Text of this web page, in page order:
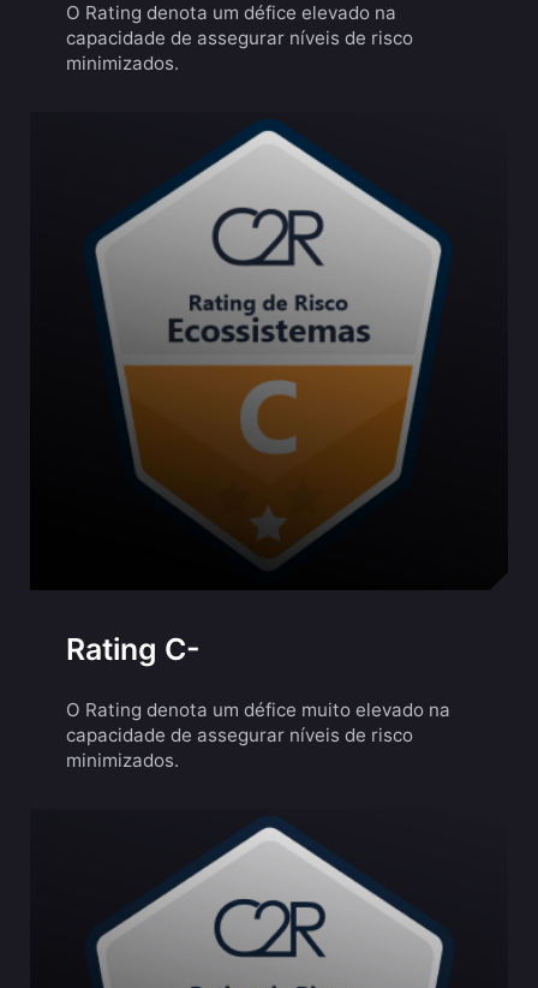
O Rating denota um défice elevado na
capacidade de assegurar níveis de risco
minimizados.
Rating C-
O Rating denota um défice muito elevado na
capacidade de assegurar níveis de risco
minimizados.